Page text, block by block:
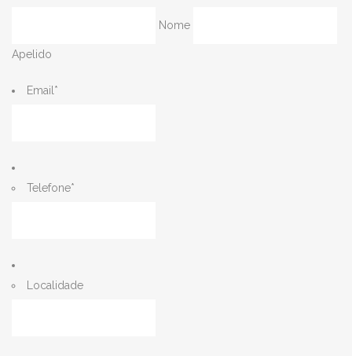
Nome
Apelido
Email *
Telefone*
Localidade